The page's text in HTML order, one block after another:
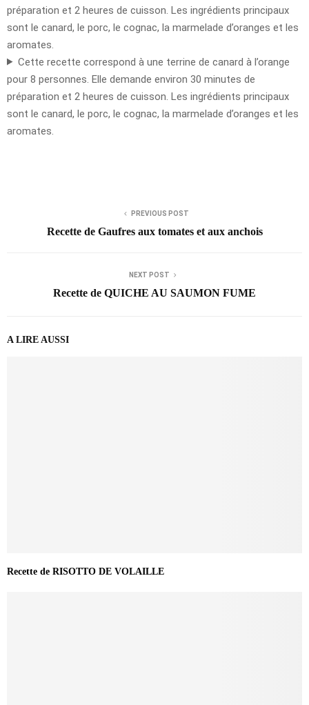
préparation et 2 heures de cuisson. Les ingrédients principaux
sont le canard, le porc, le cognac, la marmelade d’oranges et les
aromates.
Cette recette correspond à une terrine de canard à l’orange
pour 8 personnes. Elle demande environ 30 minutes de
préparation et 2 heures de cuisson. Les ingrédients principaux
sont le canard, le porc, le cognac, la marmelade d’oranges et les
aromates.
PREVIOUS POST
Recette de Gaufres aux tomates et aux anchois
NEXT POST
Recette de QUICHE AU SAUMON FUME
A LIRE AUSSI
Recette de RISOTTO DE VOLAILLE